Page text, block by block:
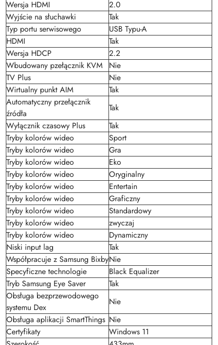
Wersja HDMI
2.0
Wyjście na słuchawki
Tak
Typ portu serwisowego
USB Typu-A
HDMI
Tak
Wersja HDCP
2.2
Wbudowany pzełącznik KVM
Nie
TV Plus
Nie
Wirtualny punkt AIM
Tak
Automatyczny przełącznik
źródła
Tak
Wyłącznik czasowy Plus
Tak
Tryby kolorów wideo
Sport
Tryby kolorów wideo
Gra
Tryby kolorów wideo
Eko
Tryby kolorów wideo
Oryginalny
Tryby kolorów wideo
Entertain
Tryby kolorów wideo
Graficzny
Tryby kolorów wideo
Standardowy
Tryby kolorów wideo
zwyczaj
Tryby kolorów wideo
Dynamiczny
Niski input lag
Tak
Współpracuje z Samsung BixbyNie
Specyficzne technologie
Black Equalizer
Tryb Samsung Eye Saver
Tak
Obsługa bezprzewodowego
systemu Dex
Nie
Obsługa aplikacji SmartThings Nie
Certyfikaty
Windows 11